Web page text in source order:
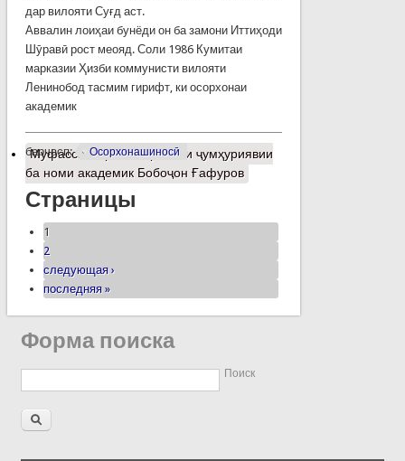
дар вилояти Суғд аст.
Аввалин лоиҳаи бунёди он ба замони Иттиҳоди
Шӯравӣ рост меояд. Соли 1986 Кумитаи
марказии Ҳизби коммунисти вилояти
Ленинобод тасмим гирифт, ки осорхонаи
академик
барчасп: Осорхонашиносӣ
Муфассалтаро Осорхонаи ҷумҳуриявии
ба номи академик Бобоҷон Ғафуров
Страницы
1
2
следующая ›
последняя »
Форма поиска
Поиск